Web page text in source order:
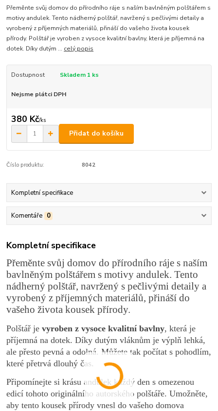
Přeměnte svůj domov do přírodního ráje s naším bavlněným polštářem s
motivy andulek. Tento nádherný polštář, navržený s pečlivými detaily a
vyrobený z příjemných materiálů, přináší do vašeho života kousek
přírody. Polštář je vyroben z vysoce kvalitní bavlny, která je příjemná na
dotek. Díky dutým ... celý popis
Dostupnost Skladem 1 ks
Nejsme plátci DPH
380 Kč/ks
Přidat do košíku
Číslo produktu: 8042
Kompletní specifikace
Komentáře 0
Kompletní specifikace
Přeměnte svůj domov do přírodního ráje s naším
bavlněným polštářem s motivy andulek. Tento
nádherný polštář, navržený s pečlivými detaily a
vyrobený z příjemných materiálů, přináší do
vašeho života kousek přírody.
Polštář jevyroben z vysoce kvalitní bavlny, která je
příjemná na dotek. Díky dutým vláknům je výplň lehká,
ale přesto pevná a odolná. Můžete tak počítat s pohodlím,
které přetrvá dlouhý čas.
Připomínejte si krásu andulek každý den s omezenou
edicí tohoto originálního autorského polštáře. Umožněte,
aby tento kousek přírody vnesl do vašeho domova